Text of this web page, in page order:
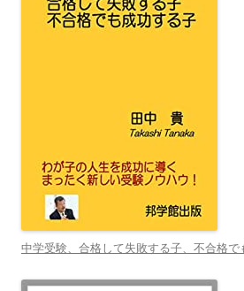
中学受験、合格して失敗する子、不合格